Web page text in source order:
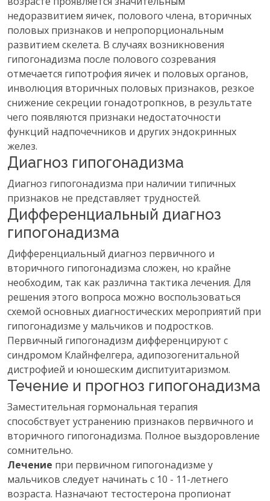
недоразвитием яичек, полового члена, вторичных
половых признаков и непропорциональным
развитием скелета. В случаях возникновения
гипогонадизма после полового созревания
отмечается гипотрофия яичек и половых органов,
инволюция вторичных половых признаков, резкое
снижение секреции гонадотропкнов, в результате
чего появляются признаки недостаточности
функций надпочечников и других эндокринных
желез.
Диагноз гипогонадизма
Диагноз гипогонадизма при наличии типичных
признаков не представляет трудностей.
Дифференциальный диагноз
гипогонадизма
Дифференциальный диагноз первичного и
вторичного гипогонадизма сложен, но крайне
необходим, так как различна тактика лечения. Для
решения этого вопроса можно воспользоваться
схемой основных диагностических мероприятий при
гипогонадизме у мальчиков и подростков.
Первичный гипогонадизм дифференцируют с
синдромом Клайнфелгера, адипозогенитальной
дистрофией и юношеским диспитуитаризмом.
Течение и прогноз гипогонадизма
Заместительная гормональная терапия
способствует устранению признаков первичного и
вторичного гипогонадизма. Полное выздоровление
сомнительно.
Лечение при первичном гипогонадизме у
мальчиков следует начинать с 10 - 11-летнего
возраста. Назначают тестостерона пропионат